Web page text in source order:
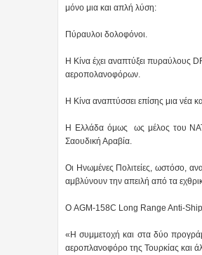
μόνο μια και απλή λύση:
Πύραυλοι δολοφόνοι.
Η Κίνα έχει αναπτύξει πυραύλους
αεροπολανοφόρων.
Η Κίνα αναπτύσσει επίσης μια
Η Ελλάδα όμως ως μέλος του
Σαουδική Αραβία.
Οι Ηνωμένες Πολιτείες, ωστόσο,
αμβλύνουν την απειλή από τα
Ο AGM-158C Long Range Anti-Ship
«Η συμμετοχή και στα δύο
αεροπλανοφόρο της Τουρκίας και